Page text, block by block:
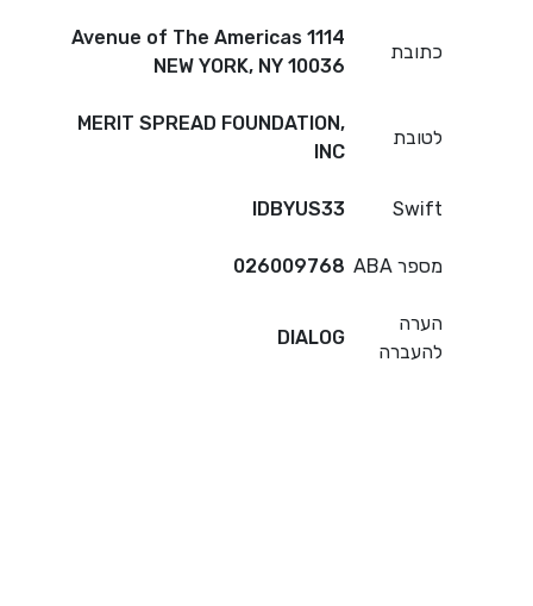
כתובת
1114 Avenue of The Americas
NEW YORK, NY 10036
לטובת
MERIT SPREAD FOUNDATION,
INC
Swift
IDBYUS33
מספר ABA 026009768
הערה
להעברה
DIALOG